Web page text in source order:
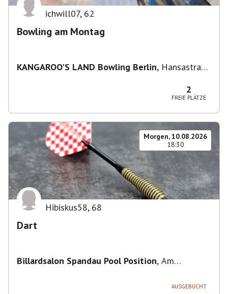
ichwill07, 62
Bowling am Montag
KANGAROO'S LAND Bowling Berlin, Hansastraße
2
FREIE PLÄTZE
Morgen, 10.08.2026
18:30
Hibiskus58, 68
Dart
Billardsalon Spandau Pool Position, Am
AUSGEBUCHT